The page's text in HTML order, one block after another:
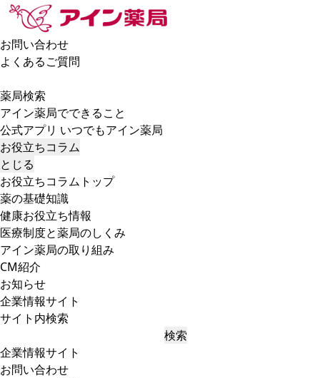
お問い合わせ
よくあるご質問
薬局検索
アイン薬局でできること
公式アプリ いつでもアイン薬局
お役立ちコラム
とじる
お役立ちコラムトップ
薬の基礎知識
健康お役立ち情報
医療制度と薬局のしくみ
アイン薬局の取り組み
CM紹介
お知らせ
企業情報サイト
サイト内検索
検索
企業情報サイト
お問い合わせ